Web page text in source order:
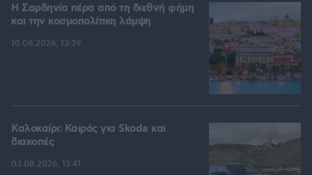
Η Σαρδηνία πέρα από τη διεθνή φήμη
και την κοσμοπολίτικη λάμψη
10.08.2026, 13:39
Καλοκαίρι: Καιρός για Skoda και
διακοπές
03.08.2026, 13:41